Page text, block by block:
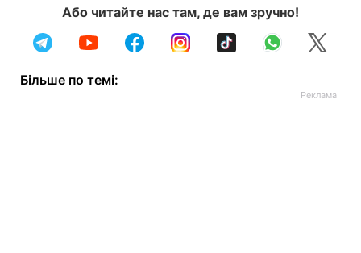
Або читайте нас там, де вам зручно!
Більше по темі: